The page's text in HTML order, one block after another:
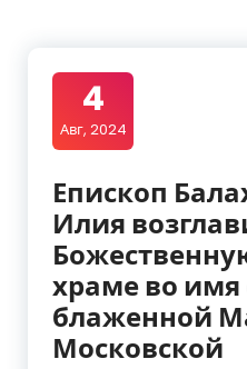
4
Авг, 2024
Епископ
Илия
храме во имя
блаженной
Московской